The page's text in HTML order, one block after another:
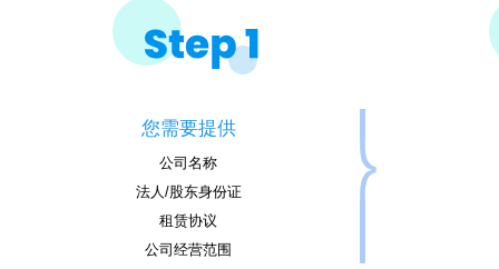
您需要提供
公司名称
法人/股东身份证
租赁协议
公司经营范围